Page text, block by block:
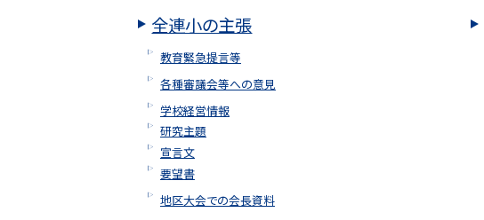
全連小の主張
教育緊急提言等
各種審議会等への意見
学校経営情報
研究主題
宣言文
要望書
地区大会での会長資料